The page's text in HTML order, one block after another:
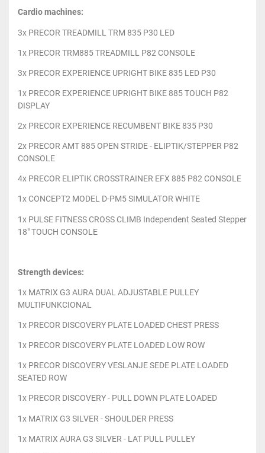
Cardio machines:
3x PRECOR TREADMILL TRM 835 P30 LED
1x PRECOR TRM885 TREADMILL P82 CONSOLE
3x PRECOR EXPERIENCE UPRIGHT BIKE 835 LED P30
1x PRECOR EXPERIENCE UPRIGHT BIKE 885 TOUCH P82
DISPLAY
2x PRECOR EXPERIENCE RECUMBENT BIKE 835 P30
2x PRECOR AMT 885 OPEN STRIDE - ELIPTIK/STEPPER P82
CONSOLE
4x PRECOR ELIPTIK CROSSTRAINER EFX 885 P82 CONSOLE
1x CONCEPT2 MODEL D-PM5 SIMULATOR WHITE
1x PULSE FITNESS CROSS CLIMB Independent Seated Stepper
18" TOUCH CONSOLE
Strength devices:
1x MATRIX G3 AURA DUAL ADJUSTABLE PULLEY
MULTIFUNKCIONAL
1x PRECOR DISCOVERY PLATE LOADED CHEST PRESS
1x PRECOR DISCOVERY PLATE LOADED LOW ROW
1x PRECOR DISCOVERY VESLANJE SEDE PLATE LOADED
SEATED ROW
1x PRECOR DISCOVERY - PULL DOWN PLATE LOADED
1x MATRIX G3 SILVER - SHOULDER PRESS
1x MATRIX AURA G3 SILVER - LAT PULL PULLEY